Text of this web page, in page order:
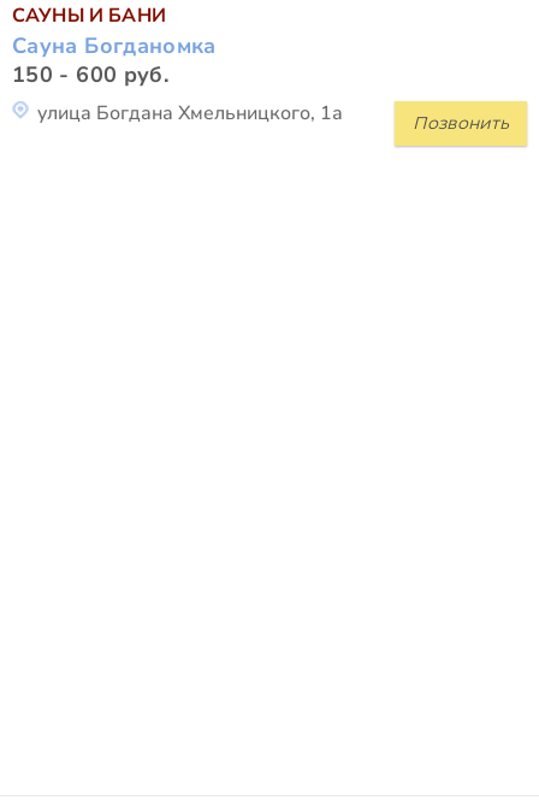
САУНЫ И БАНИ
Сауна Богданомка
150 - 600 руб.
Позвонить
улица Богдана Хмельницкого, 1а